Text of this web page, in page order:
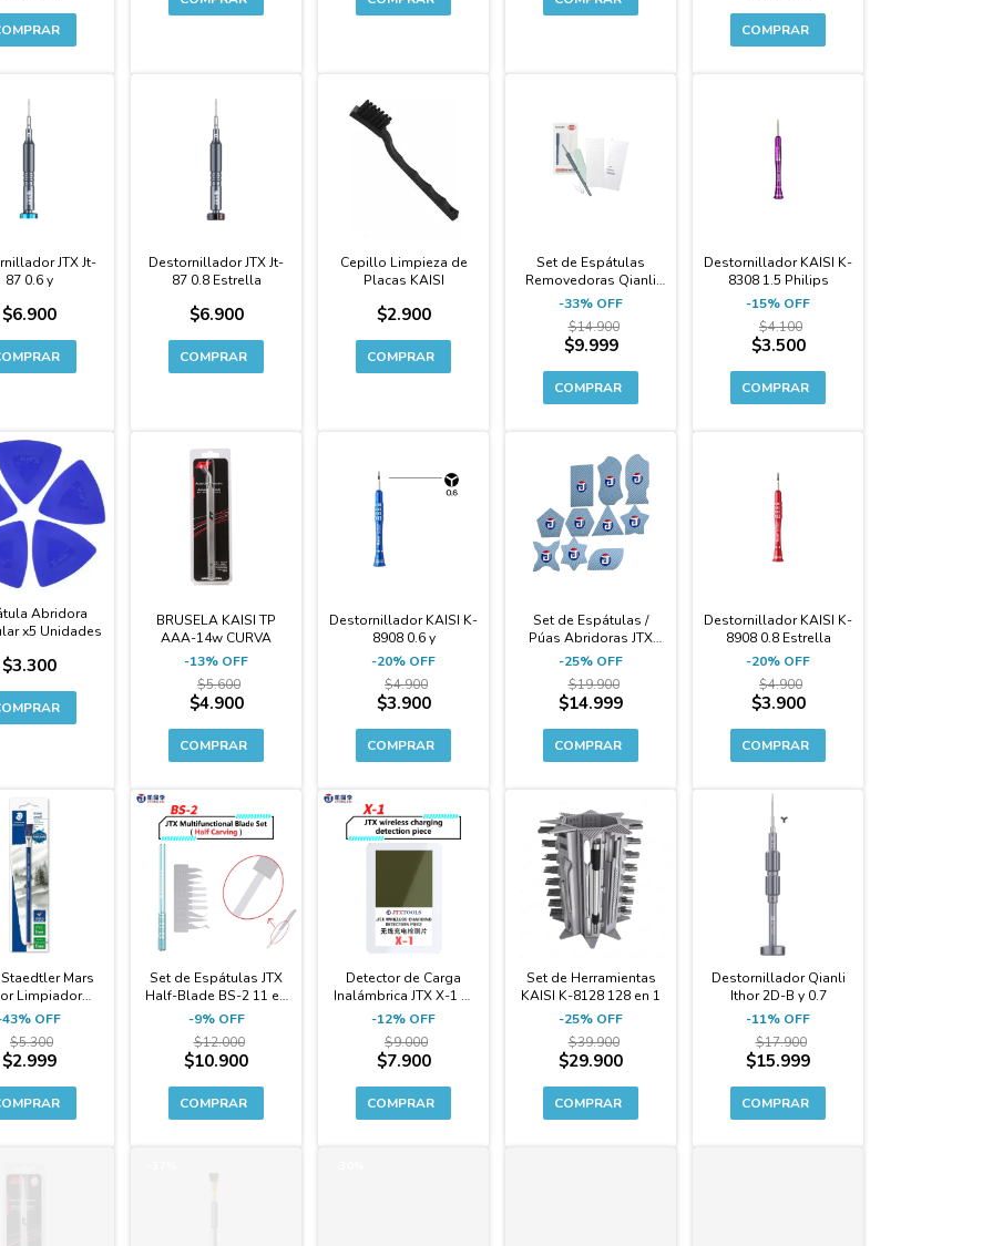
JTX Jt-
87 0.6 y
$6.900
Destornillador JTX Jt-
87 0.8 Estrella
$6.900
Cepillo Limpieza de
Placas KAISI
$2.900
Set de Espátulas
Removedoras Qianli
009 Plus + Mango
-33% OFF
$14.900
$9.999
Destornillador KAISI K-
8308 1.5 Philips
-15% OFF
$4.100
$3.500
Abridora
x5 Unidades
$3.300
BRUSELA KAISI TP
AAA-14w CURVA
-13% OFF
$5.600
$4.900
Destornillador KAISI K-
8908 0.6 y
-20% OFF
$4.900
$3.900
Set de Espátulas /
Púas Abridoras JTX
Fibra de Carbono
-25% OFF
$19.900
$14.999
Destornillador KAISI K-
8908 0.8 Estrella
-20% OFF
$4.900
$3.900
Mars
Limpiador
Removedor de
43% OFF
$5.300
$2.999
-9%
Set de Espátulas JTX
Half-Blade BS-2 11 en
1 + Mango
-9% OFF
$12.000
$10.900
-12%
Detector de Carga
Inalámbrica JTX X-1 p/
iPhone y Android
-12% OFF
$9.000
$7.900
Set de Herramientas
KAISI K-8128 128 en 1
-25% OFF
$39.900
$29.900
Destornillador Qianli
Ithor 2D-B y 0.7
-11% OFF
$17.900
$15.999